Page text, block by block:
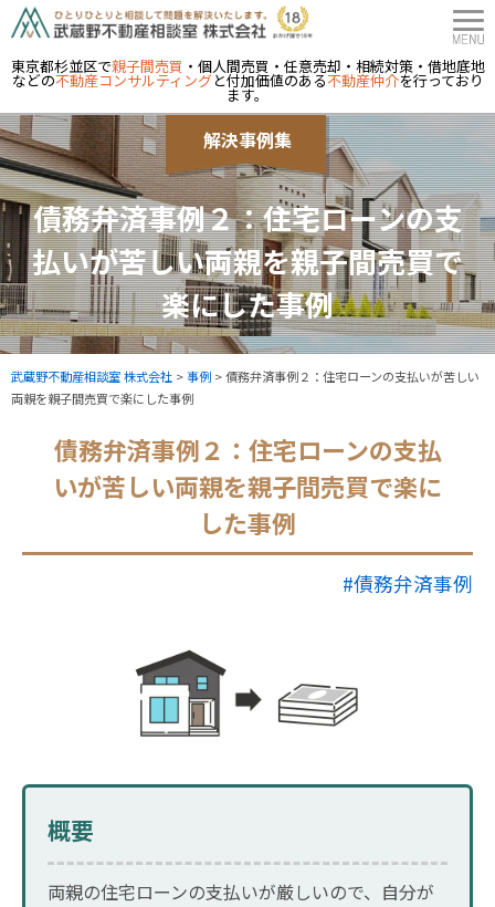
東京都杉並区で親子間売買 ・個人間売買・任意売却・相続対策・借地底地
などの不動産コンサルティングと付加価値のある不動産仲介を行っており
ます。
解決事例集
債務弁済事例２：住宅ローンの支
払いが苦しい両親を親子間売買で
楽にした事例
武蔵野不動産相談室 株式会社 >事例 >債務弁済事例２：住宅ローンの支払いが苦しい
両親を親子間売買で楽にした事例
債務弁済事例２：住宅ローンの支払
いが苦しい両親を親子間売買で楽に
した事例
#債務弁済事例
概要
両親の住宅ローンの支払いが厳しいので、自分が